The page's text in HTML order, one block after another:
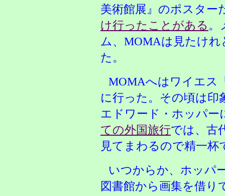
美術館展』のポスター
け行ったことがある 。
ム、MOMAは見たけ
た。
MOMAへはワイエス
に行った。その頃は印
エドワード・ホッパー
ての外国旅行では、古
見てまわるので精一杯
いつからか、ホッパ
図書館から画集を借り